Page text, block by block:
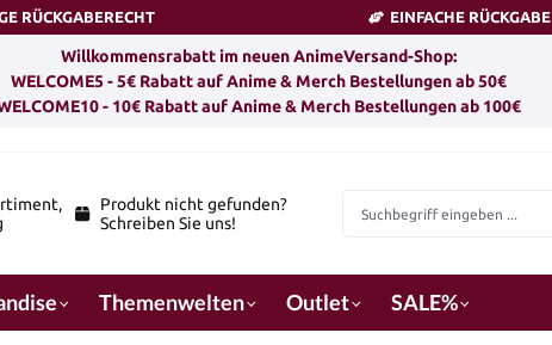
RÜCKGABERECHT EINFACHE RÜCKGABE
Willkommensrabatt im neuen AnimeVersand-Shop:
WELCOME5 - 5€ Rabatt auf Anime & Merch Bestellungen ab 50€
- 10€ Rabatt auf Anime & Merch Bestellungen ab 100€
Produkt nicht gefunden?
Schreiben Sie uns!
Themenwelten Outlet SALE%